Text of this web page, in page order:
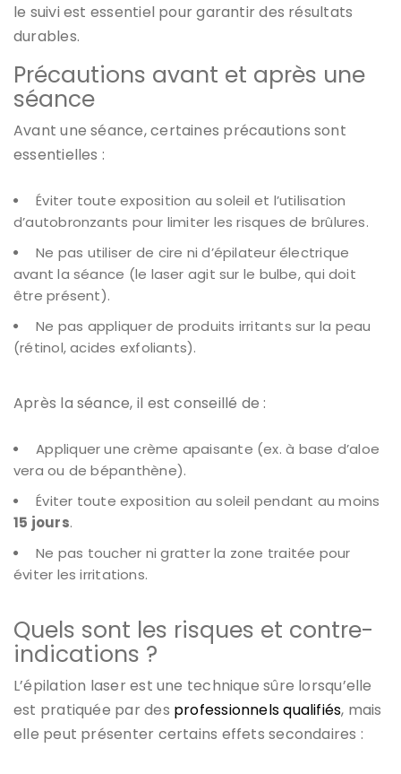
le suivi est essentiel pour garantir des résultats
durables.​
Précautions avant et après une
séance
Avant une séance, certaines précautions sont
essentielles :
Éviter toute exposition au soleil et l’utilisation
d’autobronzants pour limiter les risques de brûlures.
Ne pas utiliser de cire ni d’épilateur électrique
avant la séance (le laser agit sur le bulbe, qui doit
être présent).
Ne pas appliquer de produits irritants sur la peau
(rétinol, acides exfoliants).
Après la séance, il est conseillé de :
Appliquer une crème apaisante (ex. à base d’aloe
vera ou de bépanthène).
Éviter toute exposition au soleil pendant au moins
15 jours.
Ne pas toucher ni gratter la zone traitée pour
éviter les irritations.
Quels sont les risques et contre-
indications ?
L’épilation laser est une technique sûre lorsqu’elle
est pratiquée par des professionnels qualifiés, mais
elle peut présenter certains effets secondaires :